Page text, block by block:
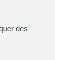
des